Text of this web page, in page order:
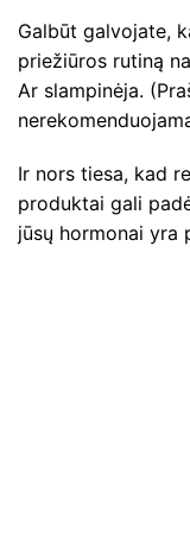
Galbūt galvojate,
priežiūros rutiną
Ar slampinėja.
Ir nors tiesa, kad
produktai gali
jūsų hormonai yra